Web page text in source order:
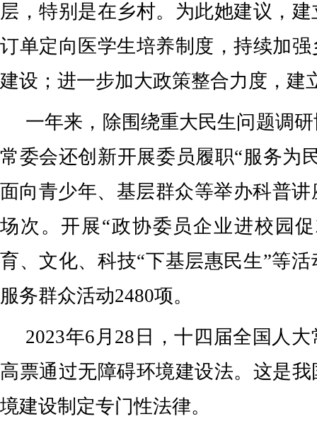
层，特别是在乡村。为此她建议，
订单定向医学生培养制度，持续加
建设；进一步加大政策整合力度，建
一年来，除围绕重大民生问题调
常委会还创新开展委员履职“服务为
面向青少年、基层群众等举办科普
场次。开展“政协委员企业进校园
育、文化、科技“下基层惠民生”等
服务群众活动2480项。
2023年6月28日，十四届全国人
高票通过无障碍环境建设法。这是
境建设制定专门性法律。